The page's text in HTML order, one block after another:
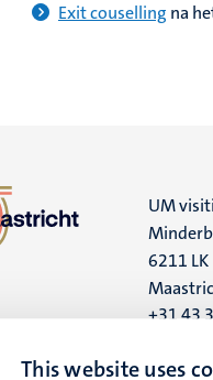
This website uses
Exit couselling na
UM
6211 LK
+31 43
UM